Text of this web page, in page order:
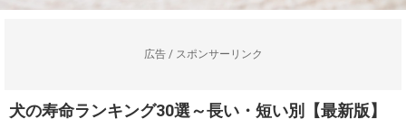
広告 / スポンサーリンク
犬の寿命ランキング30選～長い・短い別【最新版】